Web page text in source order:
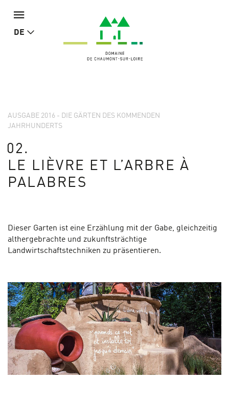
DE
AUSGABE 2016 - DIE GÄRTEN DES KOMMENDEN
JAHRHUNDERTS
02.
LE LIÈVRE ET L’ARBRE À
PALABRES
Dieser Garten ist eine Erzählung mit der Gabe, gleichzeitig
althergebrachte und zukunftsträchtige
Landwirtschaftstechniken zu präsentieren.